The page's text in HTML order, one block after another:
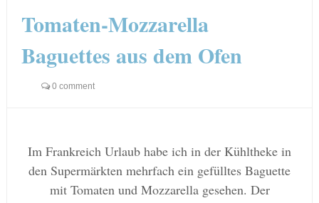
Tomaten-Mozzarella
Baguettes aus dem Ofen
0 comment
Im Frankreich Urlaub habe ich in der Kühltheke in
den Supermärkten mehrfach ein gefülltes Baguette
mit Tomaten und Mozzarella gesehen. Der